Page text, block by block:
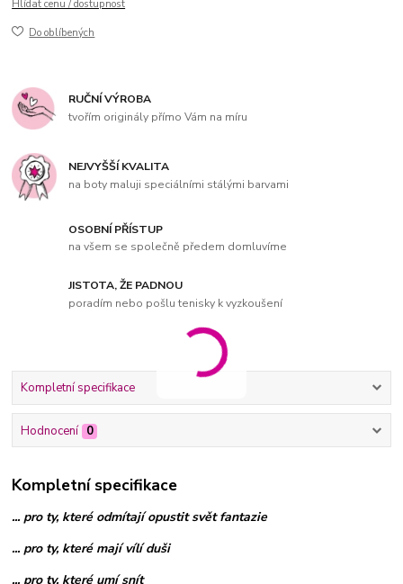
Hlídat cenu / dostupnost
Do oblíbených
RUČNÍ VÝROBA
tvořím originály přímo Vám na míru
NEJVYŠŠÍ KVALITA
na boty maluji speciálními stálými barvami
OSOBNÍ PŘÍSTUP
na všem se společně předem domluvíme
JISTOTA, ŽE PADNOU
poradím nebo pošlu tenisky k vyzkoušení
Kompletní specifikace
Hodnocení 0
Kompletní specifikace
... pro ty, které odmítají opustit svět fantazie
... pro ty, které mají vílí duši
... pro ty, které umí snít